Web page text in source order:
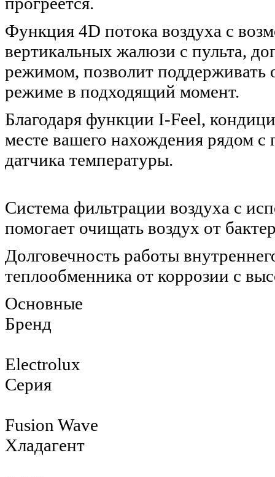
Функция 4D потока воздуха с
вертикальных жалюзи с пульта,
режимом, позволит
режиме в подходящий момент.
Благодаря функции I-Feel,
месте вашего нахождения рядом с
датчика температуры.
Система фильтрации воздуха с
помогает очищать воздух от
Долговечность работы
теплообменника от коррозии с
Основные
Бренд
Electrolux
Серия
Fusion Wave
Хладагент